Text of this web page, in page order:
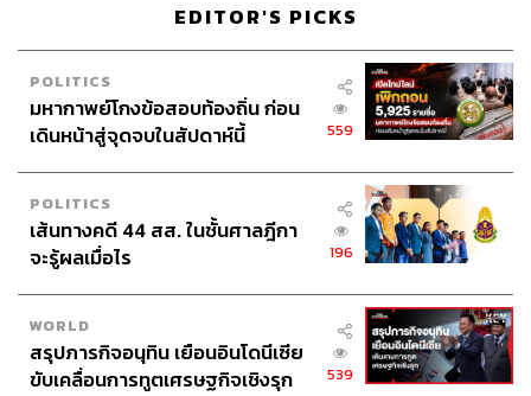
EDITOR'S PICKS
POLITICS
มหากาพย์โกงข้อสอบท้องถิ่น ก่อน
เดินหน้าสู่จุดจบในสัปดาห์นี้
559
POLITICS
เส้นทางคดี 44 สส. ในชั้นศาลฎีกา
จะรู้ผลเมื่อไร
196
WORLD
สรุปภารกิจอนุทิน เยือนอินโดนีเซีย
ขับเคลื่อนการทูตเศรษฐกิจเชิงรุก
539